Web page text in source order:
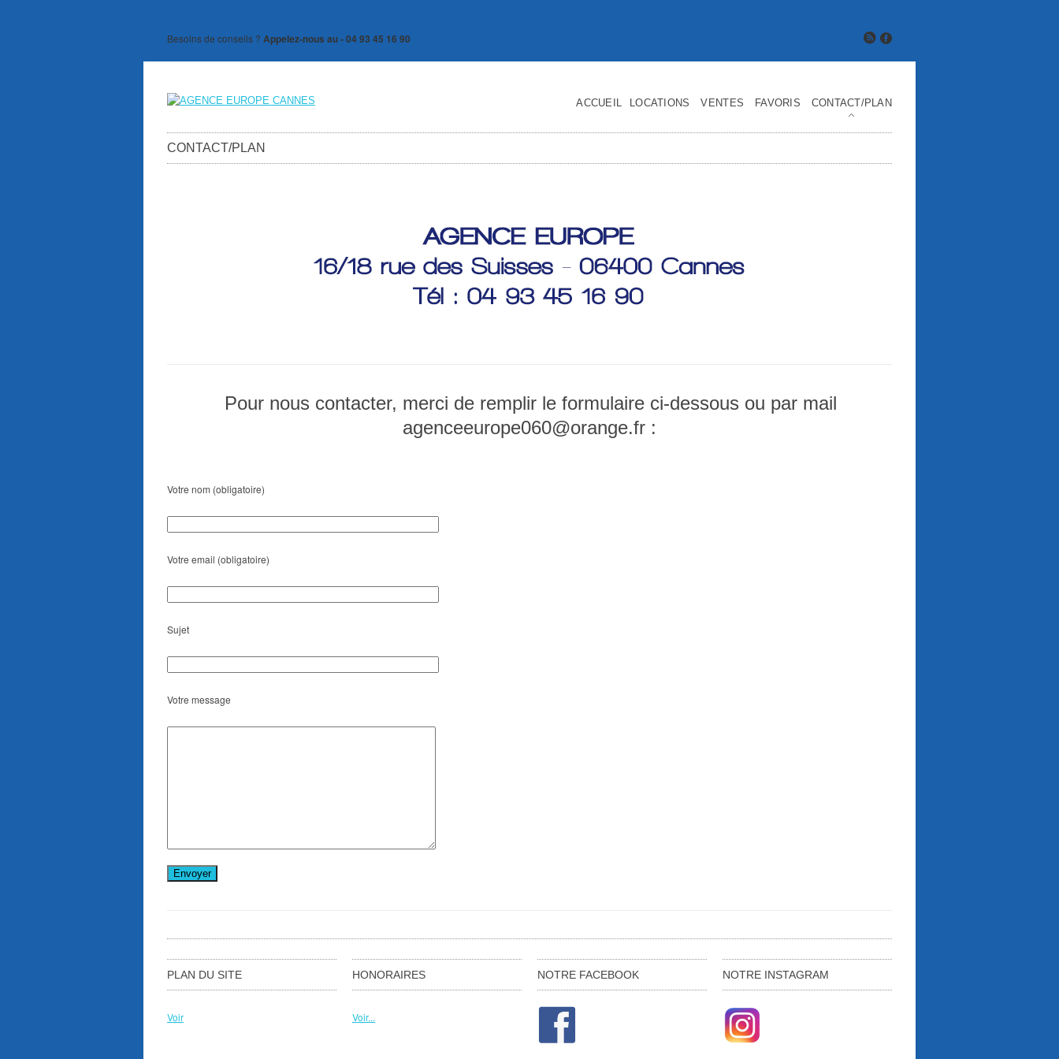
Besoins de conseils ? Appelez-nous au - 04 93 45 16 90
ACCUEIL LOCATIONS VENTES FAVORIS CONTACT/PLAN
CONTACT/PLAN
Pour nous contacter, merci de remplir le formulaire ci-dessous ou par mail
agenceeurope060@orange.fr :
Votre nom (obligatoire)
Votre email (obligatoire)
Sujet
Votre message
PLAN DU SITE
Voir
HONORAIRES
Voir...
NOTRE FACEBOOK NOTRE INSTAGRAM